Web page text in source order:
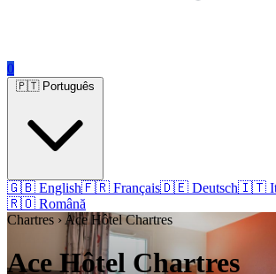
0
🇬🇧 English🇫🇷 Français🇩🇪 Deutsch🇮🇹
🇷🇴 Română
Chartres › Ace Hôtel Chartres
Ace Hôtel Chartres